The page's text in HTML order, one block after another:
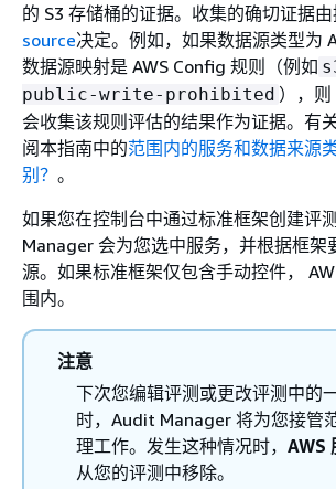
的 S3 存储桶的证据。收集的确切证据
source决定。例如，如果数据源类型为
数据源映射是 AWS Config 规则（例如
public-write-prohibited ），
会收集该规则评估的结果作为证据。有
阅本指南中的范围内的服务和数据来源
别？ 。
如果您在控制台中通过标准框架创建评
Manager 会为您选中服务，并根据框架
源。如果标准框架仅包含手动控件，
围内。
注意
下次您编辑评测或更改评测中的
时，Audit Manager 将为您接管
理工作。发生这种情况时， AWS
从您的评测中移除。